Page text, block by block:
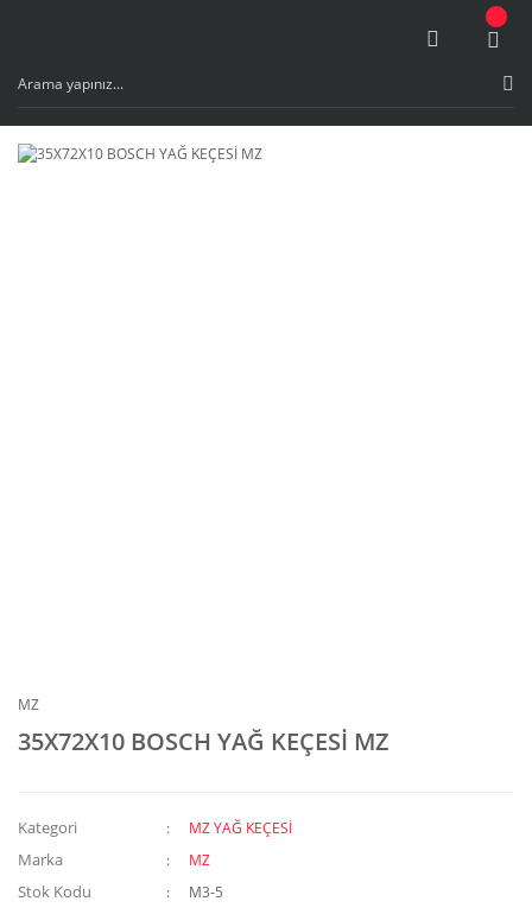
MZ
35X72X10 BOSCH YAĞ KEÇESİ MZ
Kategori MZ YAĞ KEÇESİ
Marka MZ
Stok Kodu M3-5